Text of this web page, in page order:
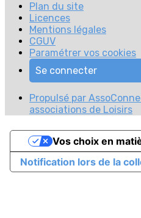
Plan du site
Licences
Mentions légales
CGUV
Paramétrer vos cookies
Se connecter
Propulsé par
associations de Loisirs
Notification lors de la
Vos choix en